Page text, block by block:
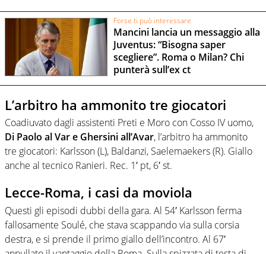
Forse ti può interessare
Mancini lancia un messaggio alla
Juventus: “Bisogna saper
scegliere”. Roma o Milan? Chi
punterà sull’ex ct
L’arbitro ha ammonito tre giocatori
Coadiuvato dagli assistenti Preti e Moro con Cosso IV uomo,
Di Paolo al Var e Ghersini all’Avar, l’arbitro ha ammonito
tre giocatori: Karlsson (L), Baldanzi, Saelemaekers (R). Giallo
anche al tecnico Ranieri. Rec. 1′ pt, 6′ st.
Lecce-Roma, i casi da moviola
Questi gli episodi dubbi della gara. Al 54′ Karlsson ferma
fallosamente Soulé, che stava scappando via sulla corsia
destra, e si prende il primo giallo dell’incontro. Al 67′